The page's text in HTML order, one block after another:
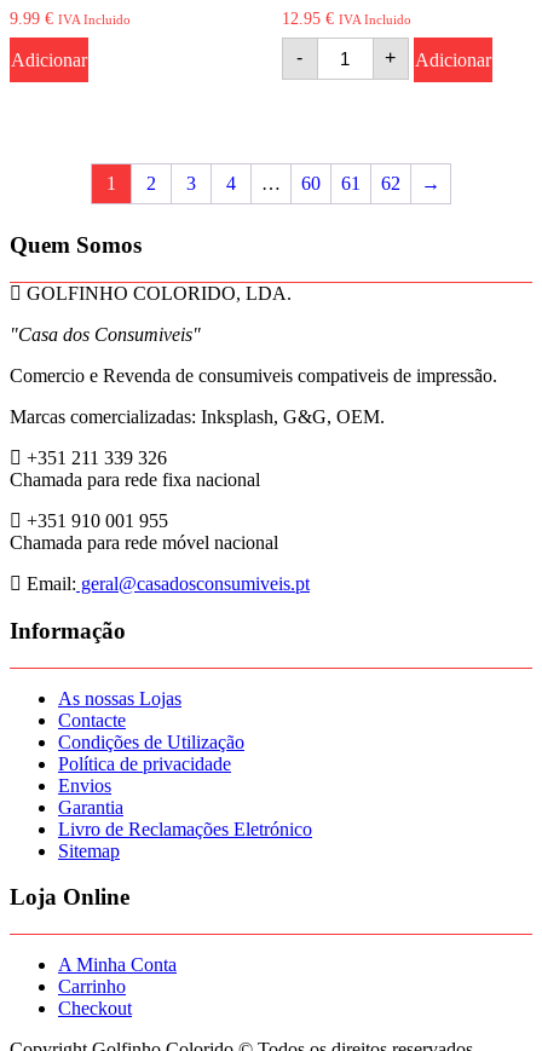
9.99 € IVA Incluido
Adicionar
12.95 € IVA Incluido
-
Quantidade
Brother
Compativel
+ Adicionar
1 2 3 4 … 60 61 62 →
Quem Somos
GOLFINHO COLORIDO, LDA.
"Casa dos Consumiveis"
Comercio e Revenda de consumiveis compativeis de impressão.
Marcas comercializadas: Inksplash, G&G, OEM.
+351 211 339 326
Chamada para rede fixa nacional
+351 910 001 955
Chamada para rede móvel nacional
Email: geral@casadosconsumiveis.pt
Informação
As nossas Lojas
Contacte
Condições de Utilização
Política de privacidade
Envios
Garantia
Livro de Reclamações Eletrónico
Sitemap
Loja Online
A Minha Conta
Carrinho
Checkout